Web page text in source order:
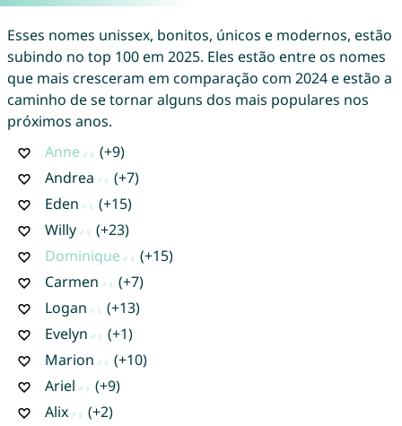
Esses nomes unissex, bonitos, únicos e modernos, estão
subindo no top 100 em 2025. Eles estão entre os nomes
que mais cresceram em comparação com 2024 e estão a
caminho de se tornar alguns dos mais populares nos
próximos anos.
Anne
(+9)
Andrea
(+7)
Eden
(+15)
Willy
(+23)
Dominique
(+15)
Carmen
(+7)
Logan
(+13)
Evelyn
(+1)
Marion
(+10)
Ariel
(+9)
Alix
(+2)